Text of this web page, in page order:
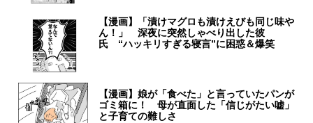
【漫画】「漬けマグロも漬けえびも同じ味や
ん！」 深夜に突然しゃべり出した彼
氏 “ハッキリすぎる寝言”に困惑＆爆笑
【漫画】娘が「食べた」と言っていたパンが
ゴミ箱に！ 母が直面した「信じがたい嘘」
と子育ての難しさ